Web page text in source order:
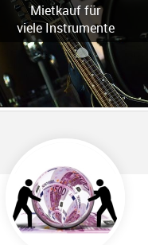
Mietkauf für
viele Instrumente